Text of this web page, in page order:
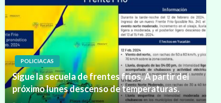
POLICIACAS
Sigue la secuela de frentes fríos. A partir del
próximo lunes descenso de temperaturas.